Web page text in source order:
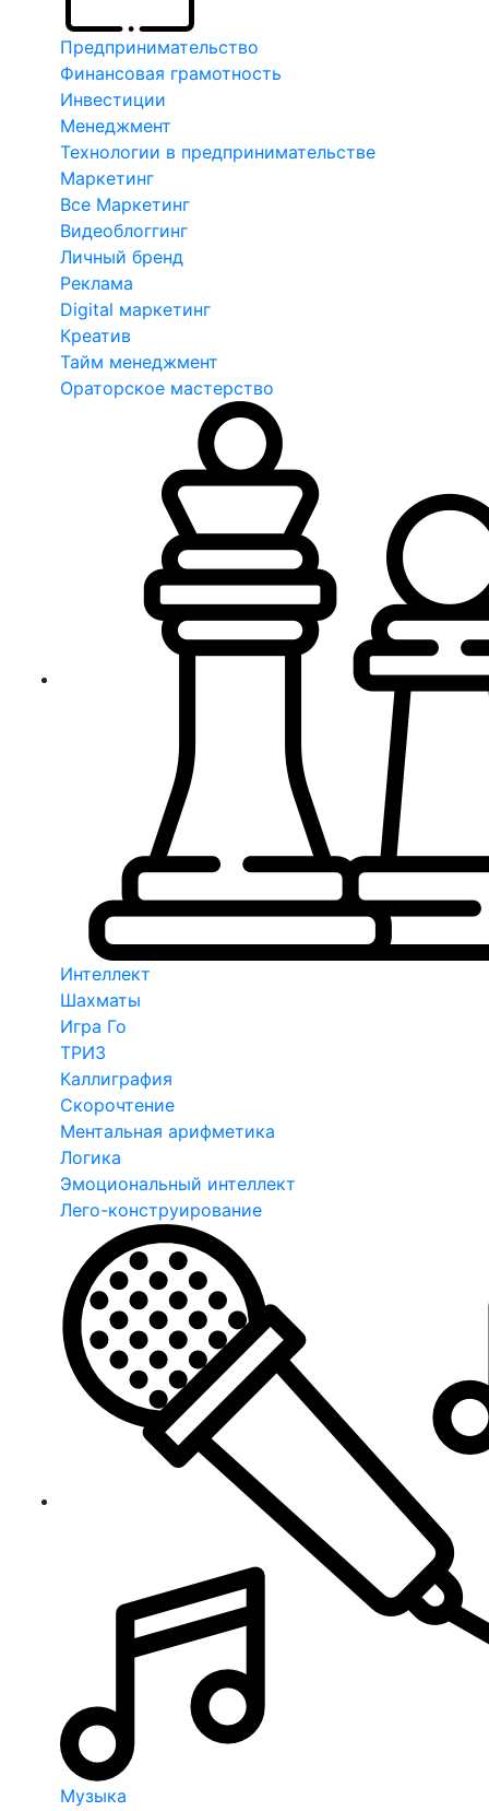
Предпринимательство
Финансовая грамотность
Инвестиции
Менеджмент
Технологии в предпринимательстве
Маркетинг
Все Маркетинг
Видеоблоггинг
Личный бренд
Реклама
Digital маркетинг
Креатив
Тайм менеджмент
Ораторское мастерство
Интеллект
Шахматы
Игра Го
ТРИЗ
Каллиграфия
Скорочтение
Ментальная арифметика
Логика
Эмоциональный интеллект
Лего-конструирование
Музыка